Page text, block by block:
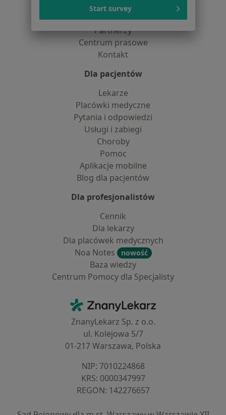
O nas
Praca Rekrutujemy!
Partnerzy
Centrum prasowe
Kontakt
Dla pacjentów
Lekarze
Placówki medyczne
Pytania i odpowiedzi
Usługi i zabiegi
Choroby
Pomoc
Aplikacje mobilne
Blog dla pacjentów
Dla profesjonalistów
Cennik
Dla lekarzy
Dla placówek medycznych
Noa Notes
nowość
Baza wiedzy
Centrum Pomocy dla Specjalisty
ZnanyLekarz - Strona główna
ZnanyLekarz Sp. z o.o.
ul. Kolejowa 5/7
01-217 Warszawa, Polska
NIP: ⁠7010224868
KRS: ⁠0000347997
REGON: ⁠142276657
Start survey